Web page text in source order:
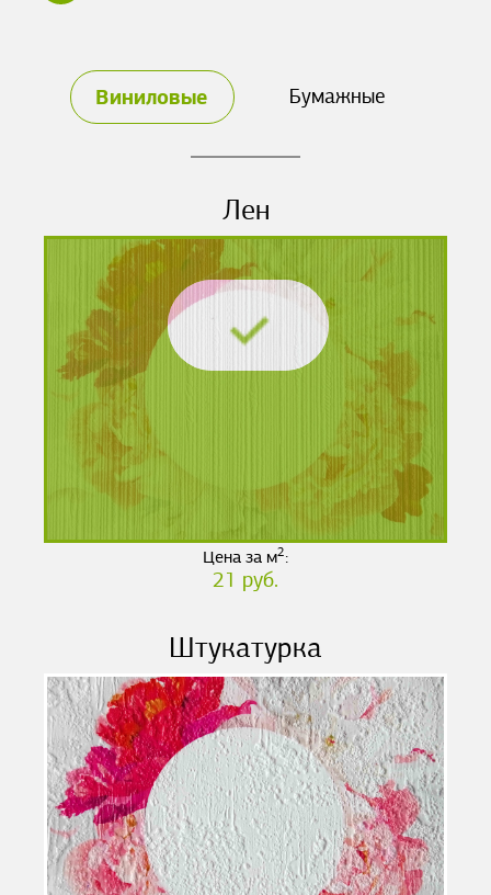
Виниловые Бумажные
Лен
Цена за м2:
21 руб.
Штукатурка